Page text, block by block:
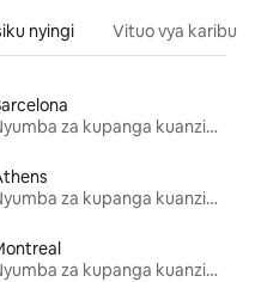
nyingi Vituo vya karibu
Nyumba za kupanga kuanzia mwezi mmoja
Nyumba za kupanga kuanzia mwezi mmoja
Nyumba za kupanga kuanzia mwezi mmoja